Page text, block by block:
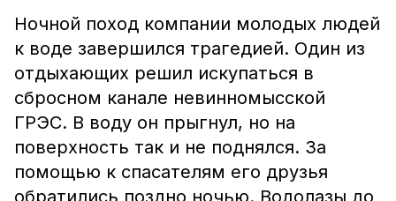
Ночной поход компании молодых людей
к воде завершился трагедией. Один из
отдыхающих решил искупаться в
сбросном канале невинномысской
ГРЭС. В воду он прыгнул, но на
поверхность так и не поднялся. За
помощью к спасателям его друзья
обратились поздно ночью. Водолазы до